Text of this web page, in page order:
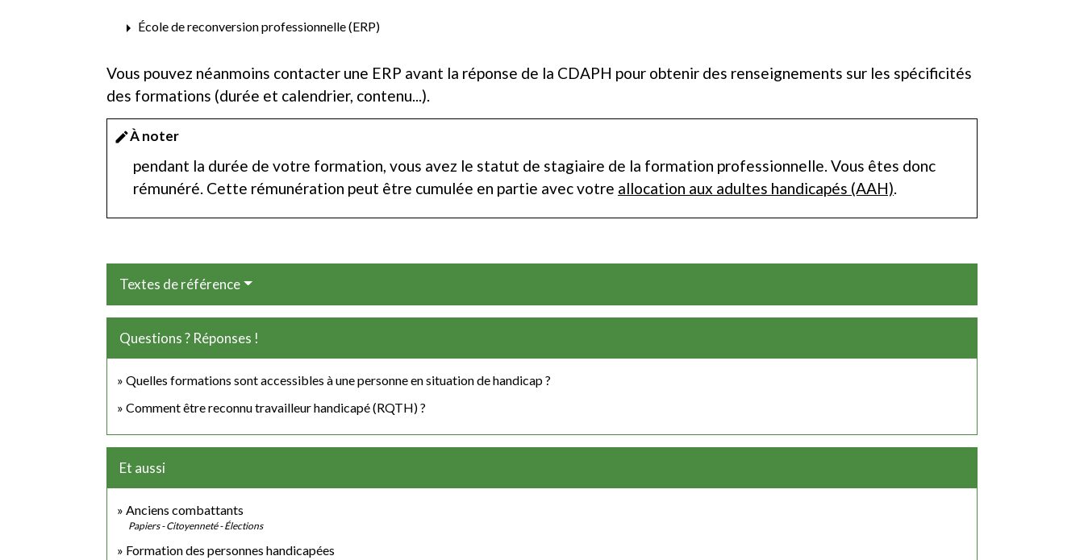
arrow_right École de reconversion professionnelle (ERP)
Vous pouvez néanmoins contacter une ERP avant la réponse de la CDAPH pour obtenir des renseignements sur les spécificités
des formations (durée et calendrier, contenu...).
editÀ noter
pendant la durée de votre formation, vous avez le statut de stagiaire de la formation professionnelle. Vous êtes donc
rémunéré. Cette rémunération peut être cumulée en partie avec votre allocation aux adultes handicapés (AAH).
Textes de référence
Questions ? Réponses !
Quelles formations sont accessibles à une personne en situation de handicap ?
Comment être reconnu travailleur handicapé (RQTH) ?
Et aussi
Anciens combattants
Papiers - Citoyenneté - Élections
Formation des personnes handicapées